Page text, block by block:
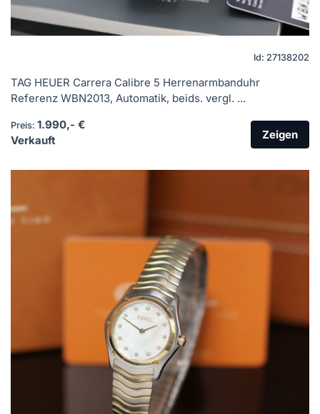
Id: 27138202
TAG HEUER Carrera Calibre 5 Herrenarmbanduhr
Referenz WBN2013, Automatik, beids. vergl. ...
Preis: 1.990,- €
Verkauft
Zeigen